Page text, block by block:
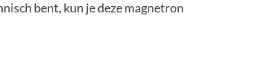
bent, kun je deze magnetron